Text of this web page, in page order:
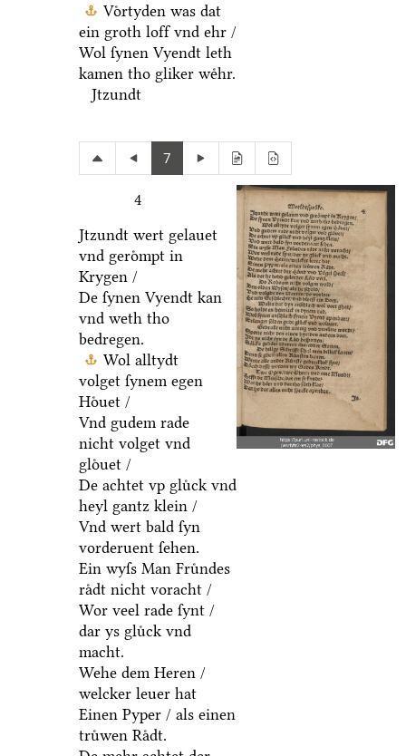
Voͤrtyden was dat
ein groth loff vnd ehr /
Wol ſynen Vyendt leth
kamen tho gliker weͤhr.
Jtzundt
7
4
Jtzundt wert gelauet
vnd geroͤmpt in
Krygen /
De ſynen Vyendt kan
vnd weth tho
bedregen.
Wol alltydt
volget ſynem egen
Hoͤuet /
Vnd gudem rade
nicht volget vnd
gloͤuet /
De achtet vp gluͤck vnd
heyl gantz klein /
Vnd wert bald ſyn
vorderuent ſehen.
Ein wyſs Man Fruͤndes
raͤdt nicht voracht /
Wor veel rade ſynt /
dar ys gluͤck vnd
macht.
Wehe dem Heren /
welcker leuer hat
Einen Pyper / als einen
truͤwen Raͤdt.